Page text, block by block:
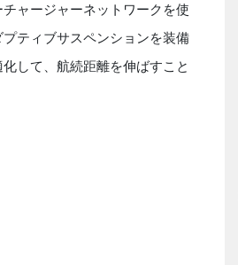
ャージャーネットワークを使
ティブサスペンションを装備
して、航続距離を伸ばすこと